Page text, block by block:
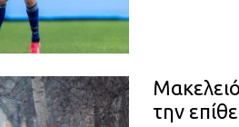
την